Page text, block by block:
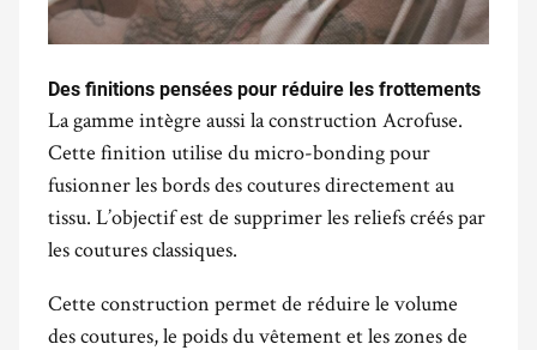
Des finitions pensées pour réduire les frottements
La gamme intègre aussi la construction Acrofuse.
Cette finition utilise du micro-bonding pour
fusionner les bords des coutures directement au
tissu. L’objectif est de supprimer les reliefs créés par
les coutures classiques.
Cette construction permet de réduire le volume
des coutures, le poids du vêtement et les zones de